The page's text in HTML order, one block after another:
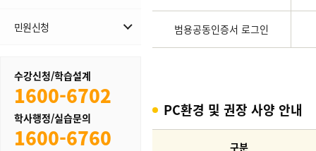
무료학습설계
민원신청
내역조회
수강신청/학습설계
1600-6702
학사행정/실습문의
1600-6760
범용공동인증서 로그인
PC환경 및 권장 사양 안내
구분